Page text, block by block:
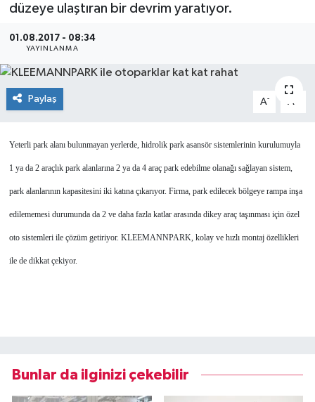
düzeye ulaştıran bir devrim yaratıyor.
01.08.2017 - 08:34
YAYINLANMA
Paylaş A- A
Yeterli park alanı bulunmayan yerlerde, hidrolik park asansör sistemlerinin kurulumuyla
1 ya da 2 araçlık park alanlarına 2 ya da 4 araç park edebilme olanağı sağlayan sistem,
park alanlarının kapasitesini iki katına çıkarıyor. Firma, park edilecek bölgeye rampa inşa
edilememesi durumunda da 2 ve daha fazla katlar arasında dikey araç taşınması için özel
oto sistemleri ile çözüm getiriyor. KLEEMANNPARK, kolay ve hızlı montaj özellikleri
ile de dikkat çekiyor.
Bunlar da ilginizi çekebilir
KAPAK
OSB
SEKTÖR
SÖYLEŞİ
ÜLKE
YAŞAM